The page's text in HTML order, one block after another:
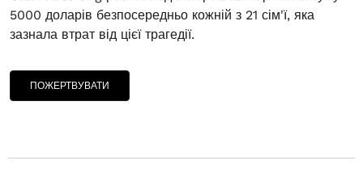
5000 доларів безпосередньо кожній з 21 сім'ї, яка
зазнала втрат від цієї трагедії.
ПОЖЕРТВУВАТИ